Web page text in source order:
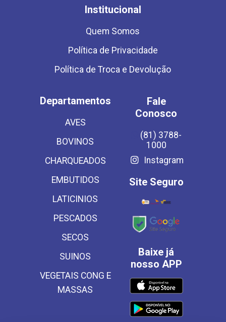
Institucional
Quem Somos
Política de Privacidade
Política de Troca e Devolução
Departamentos
AVES
BOVINOS
CHARQUEADOS
EMBUTIDOS
LATICINIOS
PESCADOS
SECOS
SUINOS
VEGETAIS CONG E
MASSAS
Fale
Conosco
(81) 3788-
1000
Instagram
Site Seguro
Baixe já
nosso APP